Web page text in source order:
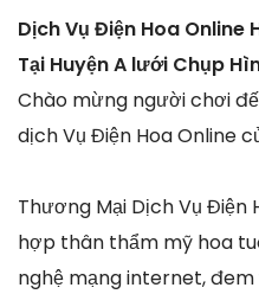
Dịch Vụ Điện Hoa Online
Tại Huyện A lưới Chụp
Chào mừng người chơi
dịch Vụ Điện Hoa Online
Thương Mại Dịch Vụ Điện
hợp thân thẩm mỹ hoa
nghệ mạng internet,